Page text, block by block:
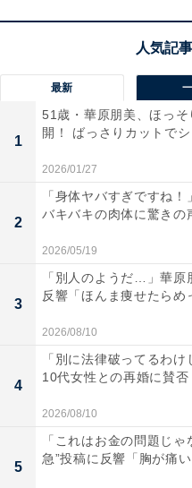
最新
1
51歳・華原朋美、ほっ
開！ ばっさりカットで
2026/01/27
2
「身体ヤバすぎですね！
バキバキの肉体に驚きの
2026/05/19
3
「別人のようだ…」華原
反響「ほんま痩せたらめ
2026/08/10
4
「別に法律破ってるわけ
10代女性との再婚に賛
2026/08/10
5
「これはお金の問題じ
急”投稿に反響「胸が痛